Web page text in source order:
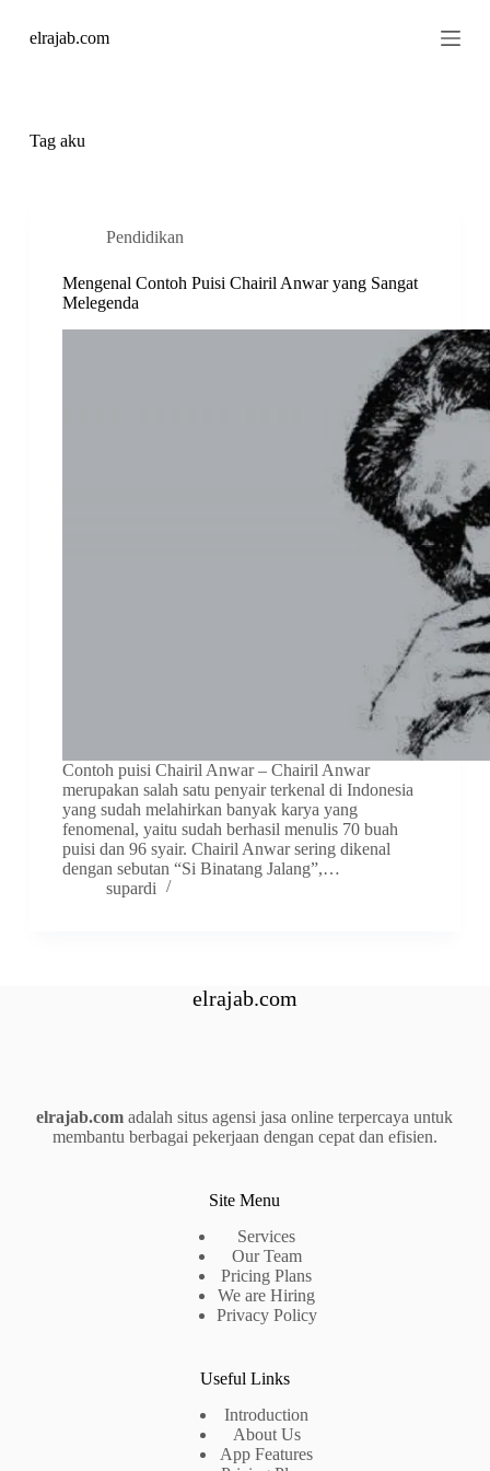
kelrajab.com
Tagaku
Pendidikan
Mengenal Contoh Puisi Chairil Anwar yang Sangat
Melegenda
Contoh puisi Chairil Anwar – Chairil Anwar
merupakan salah satu penyair terkenal di Indonesia
yang sudah melahirkan banyak karya yang
fenomenal, yaitu sudah berhasil menulis 70 buah
puisi dan 96 syair. Chairil Anwar sering dikenal
dengan sebutan “Si Binatang Jalang”,…
supardi
elrajab.com
elrajab.com adalah situs agensi jasa online terpercaya untuk
membantu berbagai pekerjaan dengan cepat dan efisien.
Site Menu
Services
Our Team
Pricing Plans
We are Hiring
Privacy Policy
Useful Links
Introduction
About Us
App Features